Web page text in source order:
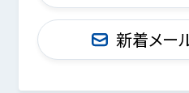
新着メー